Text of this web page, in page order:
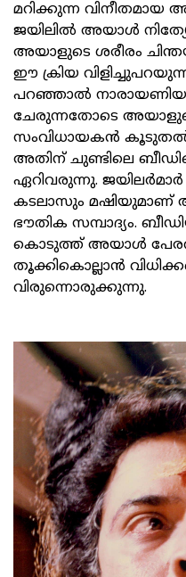
മറിക്കുന്ന വിനീതമായ
ജയിലില്‍ അയാള്‍
അയാളുടെ ശരീരം
ഈ ക്രിയ
പറഞ്ഞാല്‍
ചേരുന്നതോടെ
സംവിധായകന്‍ കൂടുതല്‍
അതിന് ചുണ്ടിലെ
ഏറിവരുന്നു.
കടലാസും
ഭൗതിക സമ്പാദ്യം.
കൊടുത്ത് അയാള്‍
തൂക്കികൊല്ലാന്‍
വിരുന്നൊരുക്കുന്നു.